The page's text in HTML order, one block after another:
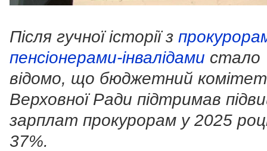
Після гучної історії з
пенсіонерами-інвалідами стало
відомо, що бюджетний комітет
Верховної Ради підтримав
зарплат прокурорам у 2025
37%.